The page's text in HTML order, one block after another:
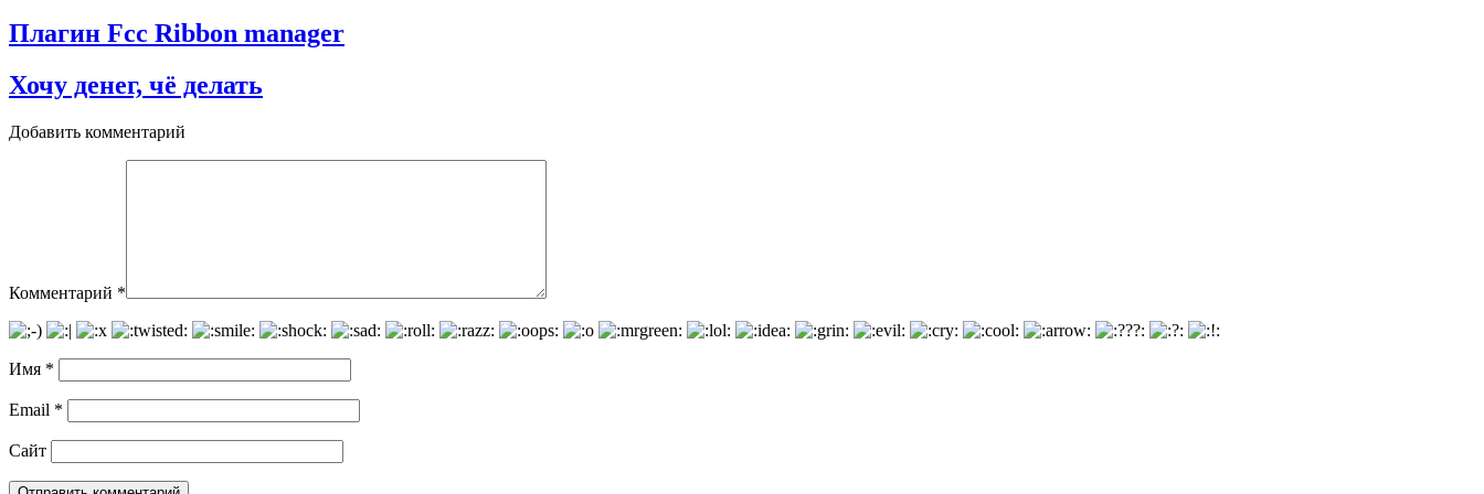
Плагин Fcc Ribbon manager
Хочу денег, чё делать
Добавить комментарий
Комментарий *
Имя *
Email *
Сайт